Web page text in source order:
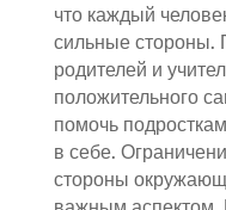
что каждый
сильные стороны.
родителей и
положительного
помочь
в себе.
стороны